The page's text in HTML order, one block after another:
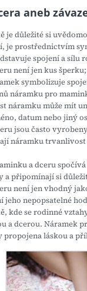
aneb
je důležité si
je prostřednictvím
spojení a sílu
není jen kus
symbolizuje
náramku pro
náramku může mít
datum nebo jiný
jsou často
náramku
a dceru
a připomínají si
není jen vhodný
jeho nepopsatelné
kde se rodinné
a dcerou. Náramek
propojena láskou a